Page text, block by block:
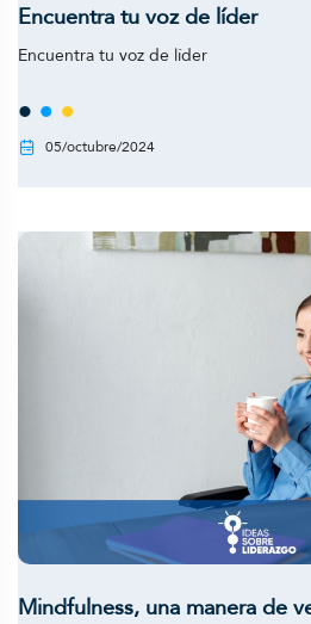
Encuentra tu voz de líder
Encuentra tu voz de líder
05/octubre/2024
Mindfulness, una manera de